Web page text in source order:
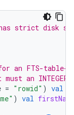
strict disk
an FTS-table-
an INTEGER
= "rowid" ) val
) val